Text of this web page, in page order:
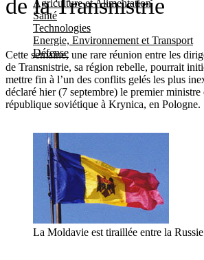
Agriculture et Alimentation
Santé
Technologies
Energie, Environnement et Transport
Défense
de la Transnistrie
Cette semaine, une rare réunion entre les
de Transnistrie, sa région rebelle, pourrait
mettre fin à l’un des conflits gelés les plus
déclaré hier (7 septembre) le premier ministre
république soviétique à Krynica, en Pologne.
La Moldavie est tiraillée entre la